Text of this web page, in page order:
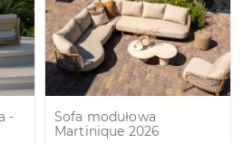
-
Sofa modułowa
Martinique 2026